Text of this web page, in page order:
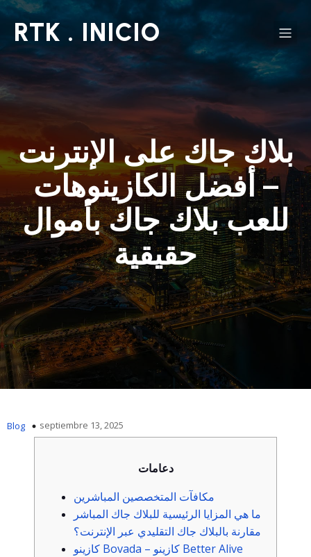
RTK . INICIO
بلاك جاك على الإنترنت
– أفضل الكازينوهات
للعب بلاك جاك بأموال
حقيقية
Blog septiembre 13, 2025
دعامات
مكافآت المتخصصين المباشرين
ما هي المزايا الرئيسية للبلاك جاك المباشر
مقارنة بالبلاك جاك التقليدي عبر الإنترنت؟
كازينو Bovada – كازينو Better Alive